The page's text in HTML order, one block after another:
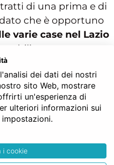
di una prima e di
che è opportuno
varie case nel Lazio
anche a
perché una casa
capoluogo della
della penisola
elevato di una casa
è da considerarsi
dei dati dei nostri
sito Web, mostrare
un'esperienza di
ulteriori informazioni sui
i cookie